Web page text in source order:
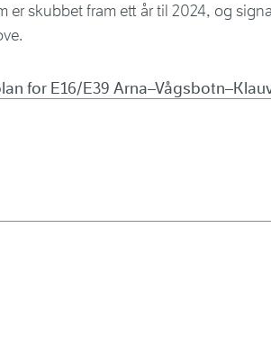
er skubbet fram ett år til 2024, og
for E16/E39